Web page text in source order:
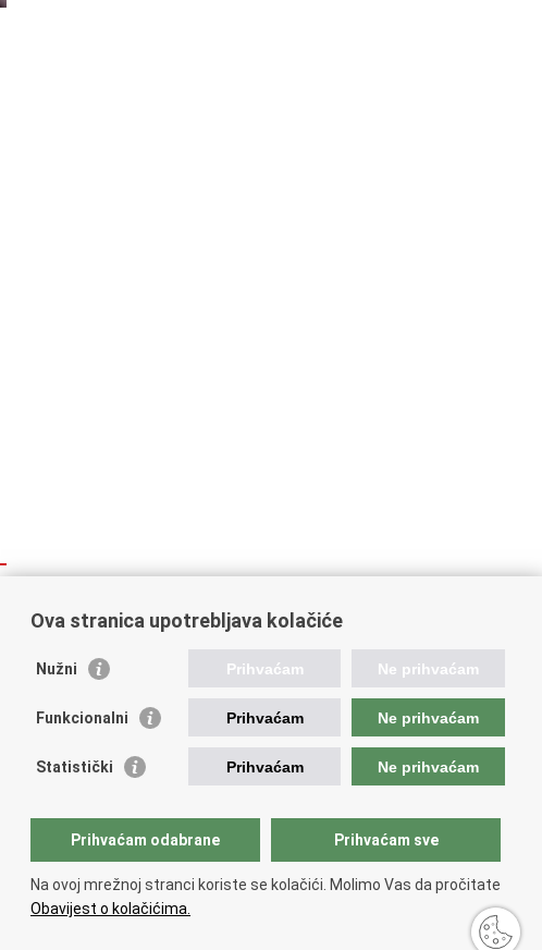
Važne poveznice
Vlada Republike Hrvatske
Pravobraniteljica za ravnopravnost spolova
Pravobraniteljica za djecu
Odbor za ravnopravnost spolova Hrvatskoga sabora
Europski institut za ravnopravnost spolova
Državni zavod za statistiku
Ova stranica upotrebljava kolačiće
Nužni Prihvaćam Ne prihvaćam
Funkcionalni Prihvaćam Ne prihvaćam
Statistički Prihvaćam Ne prihvaćam
Prihvaćam odabrane Prihvaćam sve
Na ovoj mrežnoj stranci koriste se kolačići. Molimo Vas da pročitate
Obavijest o kolačićima.